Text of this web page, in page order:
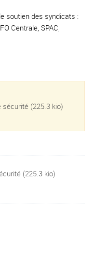
soutien des syndicats :
Centrale, SPAC,
sécurité (225.3 kio)
(225.3 kio)